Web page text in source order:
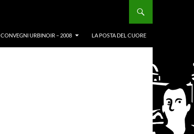
CONVEGNI URBINOIR – 2008 LA POSTA DEL CUORE